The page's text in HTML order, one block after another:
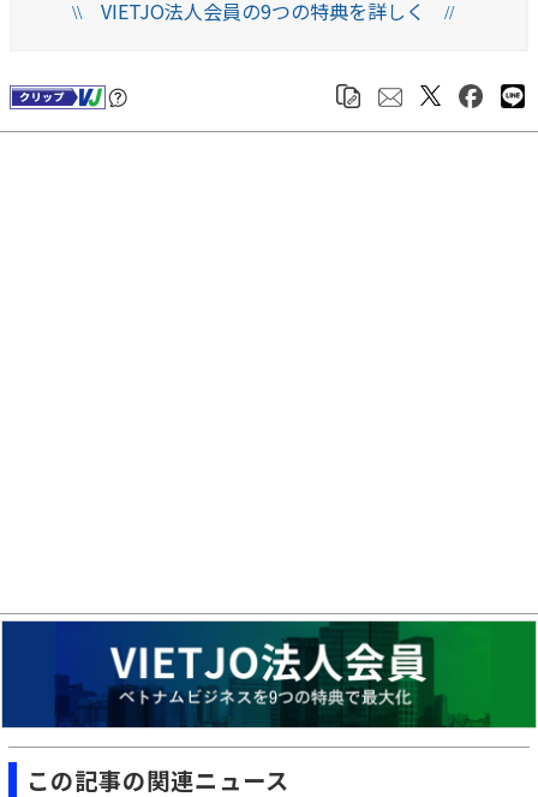
\\VIETJO法人会員の9つの特典を詳しく //
この記事の関連ニュース